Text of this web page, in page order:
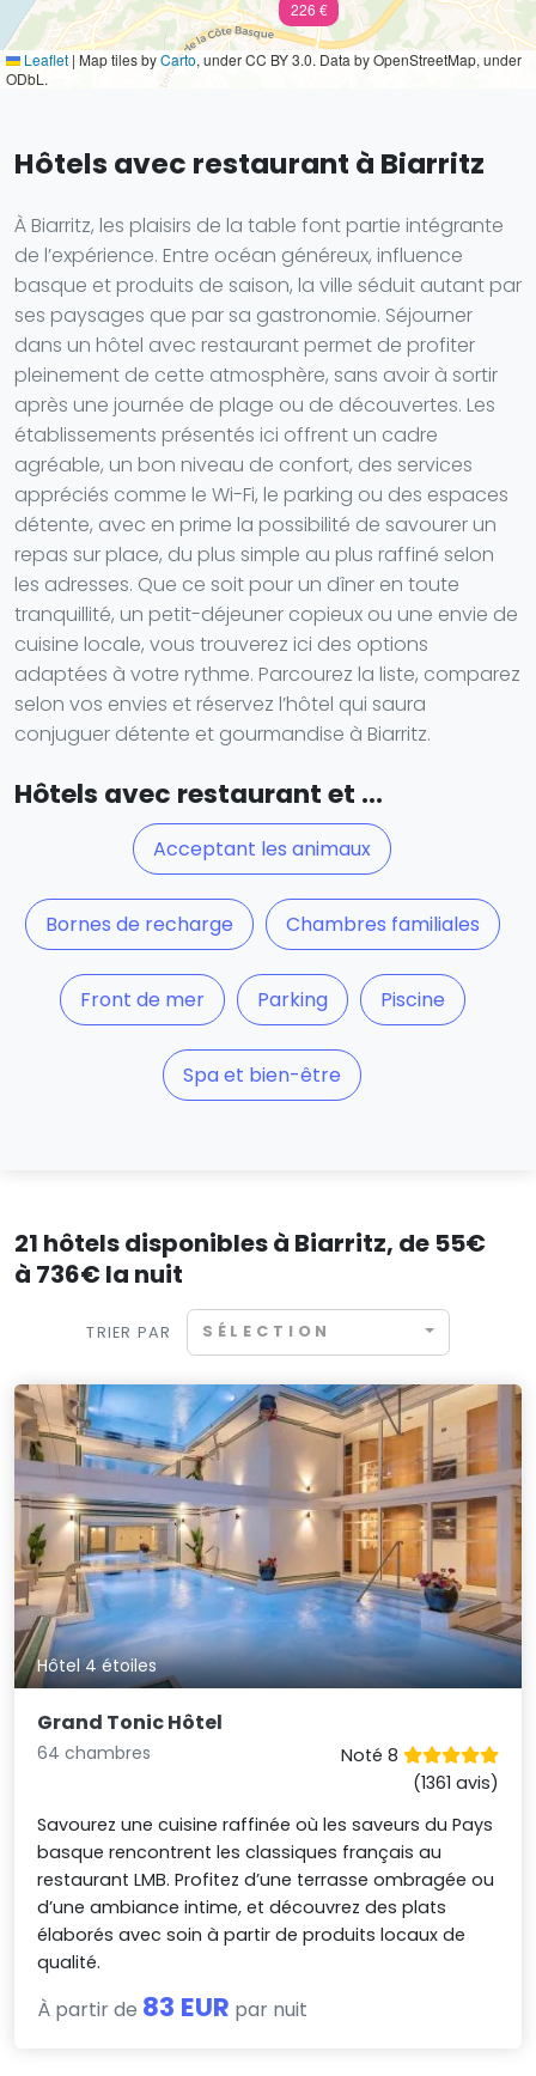
226 €
Leaflet | Map tiles byCarto, under CC BY 3.0. Data by OpenStreetMap, under
ODbL.
Hôtels avec restaurant à Biarritz
À Biarritz, les plaisirs de la table font partie intégrante
de l’expérience. Entre océan généreux, influence
basque et produits de saison, la ville séduit autant par
ses paysages que par sa gastronomie. Séjourner
dans un hôtel avec restaurant permet de profiter
pleinement de cette atmosphère, sans avoir à sortir
après une journée de plage ou de découvertes. Les
établissements présentés ici offrent un cadre
agréable, un bon niveau de confort, des services
appréciés comme le Wi-Fi, le parking ou des espaces
détente, avec en prime la possibilité de savourer un
repas sur place, du plus simple au plus raffiné selon
les adresses. Que ce soit pour un dîner en toute
tranquillité, un petit-déjeuner copieux ou une envie de
cuisine locale, vous trouverez ici des options
adaptées à votre rythme. Parcourez la liste, comparez
selon vos envies et réservez l’hôtel qui saura
conjuguer détente et gourmandise à Biarritz.
Hôtels avec restaurant et ...
Acceptant les animaux
Bornes de recharge Chambres familiales
Front de mer Parking Piscine
Spa et bien-être
21 hôtels disponibles à Biarritz, de 55€
à 736€ la nuit
TRIER PAR SÉLECTION
Hôtel 4 étoiles
Grand Tonic Hôtel
64 chambres
Noté 8
(1361 avis)
Savourez une cuisine raffinée où les saveurs du Pays
basque rencontrent les classiques français au
restaurant LMB. Profitez d’une terrasse ombragée ou
d’une ambiance intime, et découvrez des plats
élaborés avec soin à partir de produits locaux de
qualité.
À partir de 83 EUR par nuit